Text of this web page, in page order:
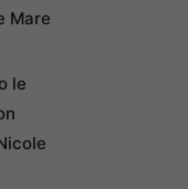
Mare
le